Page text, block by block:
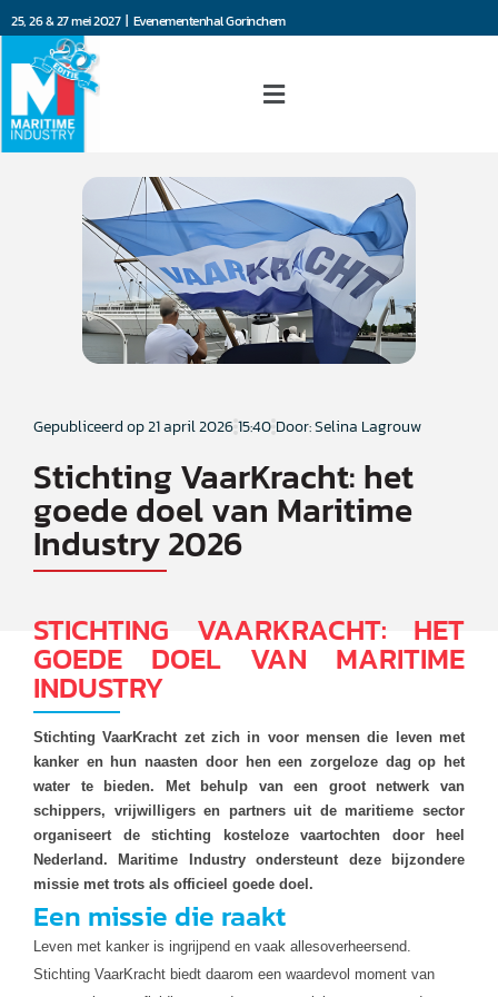
25, 26 & 27 mei 2027 | Evenementenhal Gorinchem
Gepubliceerd op21 april 202615:40 Door: Selina Lagrouw
Stichting VaarKracht: het
goede doel van Maritime
Industry 2026
STICHTING VAARKRACHT: HET
GOEDE DOEL VAN MARITIME
INDUSTRY
Stichting VaarKracht zet zich in voor mensen die leven met
kanker en hun naasten door hen een zorgeloze dag op het
water te bieden. Met behulp van een groot netwerk van
schippers, vrijwilligers en partners uit de maritieme sector
organiseert de stichting kosteloze vaartochten door heel
Nederland. Maritime Industry ondersteunt deze bijzondere
missie met trots als officieel goede doel.
Een missie die raakt
Leven met kanker is ingrijpend en vaak allesoverheersend.
Stichting VaarKracht biedt daarom een waardevol moment van